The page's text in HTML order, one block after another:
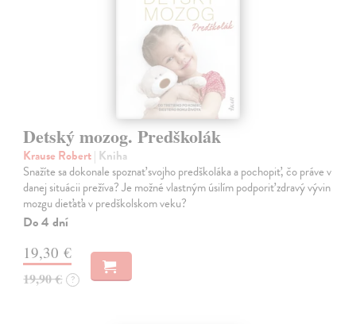
Detský mozog. Predškolák
Krause Robert| Kniha
Snažíte sa dokonale spoznať svojho predškoláka a pochopiť, čo práve v
danej situácii prežíva? Je možné vlastným úsilím podporiť zdravý vývin
mozgu dieťaťa v predškolskom veku?
Do 4 dní
19,30 €
19,90 € ?